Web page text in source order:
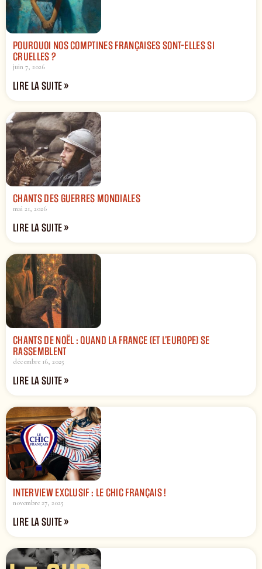
POURQUOI NOS COMPTINES FRANÇAISES SONT-ELLES SI
CRUELLES ?
juin 7, 2026
LIRE LA SUITE »
CHANTS DES GUERRES MONDIALES
mai 21, 2026
LIRE LA SUITE »
CHANTS DE NOËL : QUAND LA FRANCE (ET L’EUROPE) SE
RASSEMBLENT
décembre 16, 2025
LIRE LA SUITE »
INTERVIEW EXCLUSIF : LE CHIC FRANÇAIS !
novembre 27, 2025
LIRE LA SUITE »